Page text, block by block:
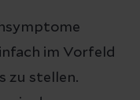
im Vorfeld
zu stellen.